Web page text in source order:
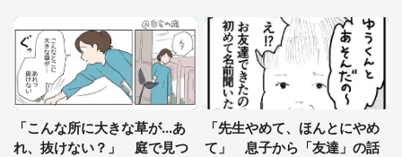
「こんな所に大きな草が...あ
れ、抜けない？」 庭で見つ
「先生やめて、ほんとにやめ
て」 息子から「友達」の話